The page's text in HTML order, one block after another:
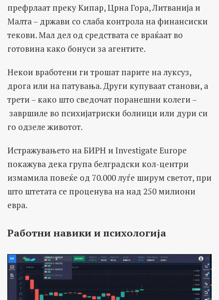
префрлаат преку Кипар, Црна Гора, Литванија и
Малта – држави со слаба контрола на финансиски
текови. Мал дел од средствата се враќаат во
готовина како бонуси за агентите.
Некои вработени ги трошат парите на луксуз,
дрога или на патувања. Други купуваат станови, а
трети – како што сведочат поранешни колеги –
завршиле во психијатриски болници или дури си
го одзеле животот.
Истражувањето на БИРН и Investigate Europe
покажува дека група белградски кол-центри
измамила повеќе од 70.000 луѓе ширум светот, при
што штетата се проценува на над 250 милиони
евра.
Работни навики и психологија